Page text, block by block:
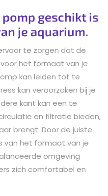
geschikt is
je aquarium.
te zorgen dat de
het formaat van je
kan leiden tot te
kan veroorzaken bij je
kant kan een te
en filtratie bieden,
brengt. Door de juiste
van het formaat van je
omgeving
zich comfortabel en